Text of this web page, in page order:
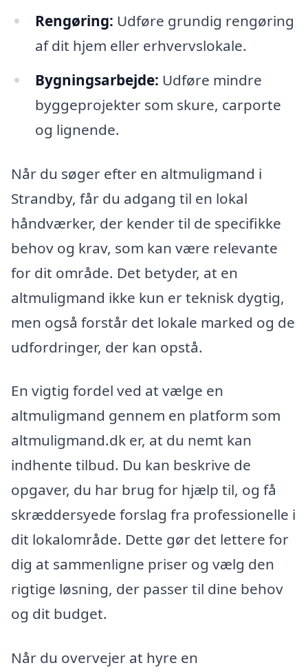
Rengøring: Udføre grundig rengøring
af dit hjem eller erhvervslokale.
Bygningsarbejde: Udføre mindre
byggeprojekter som skure, carporte
og lignende.
Når du søger efter en altmuligmand i
Strandby, får du adgang til en lokal
håndværker, der kender til de specifikke
behov og krav, som kan være relevante
for dit område. Det betyder, at en
altmuligmand ikke kun er teknisk dygtig,
men også forstår det lokale marked og de
udfordringer, der kan opstå.
En vigtig fordel ved at vælge en
altmuligmand gennem en platform som
altmuligmand.dk er, at du nemt kan
indhente tilbud. Du kan beskrive de
opgaver, du har brug for hjælp til, og få
skræddersyede forslag fra professionelle i
dit lokalområde. Dette gør det lettere for
dig at sammenligne priser og vælg den
rigtige løsning, der passer til dine behov
og dit budget.
Når du overvejer at hyre en